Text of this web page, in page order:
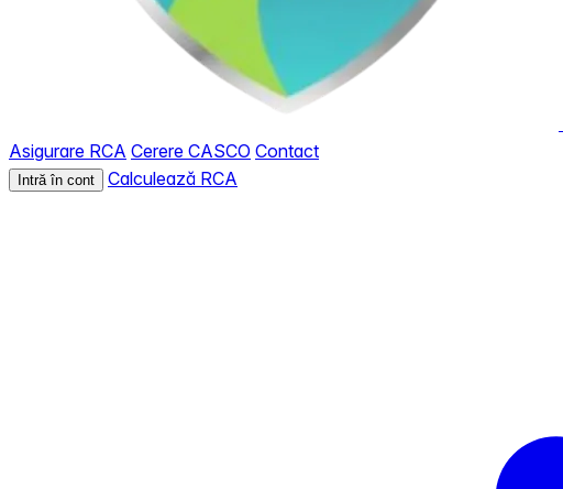
Asigurare RCA Cerere CASCO Contact
Intră în cont Calculează RCA